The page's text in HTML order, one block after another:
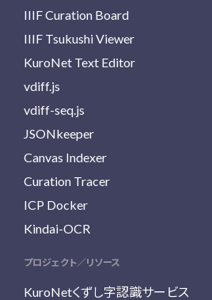
IIIF Curation Board
IIIF Tsukushi Viewer
KuroNet Text Editor
vdiff.js
vdiff-seq.js
JSONkeeper
Canvas Indexer
Curation Tracer
ICP Docker
Kindai-OCR
プロジェクト／リソース
KuroNetくずし字認識サービス